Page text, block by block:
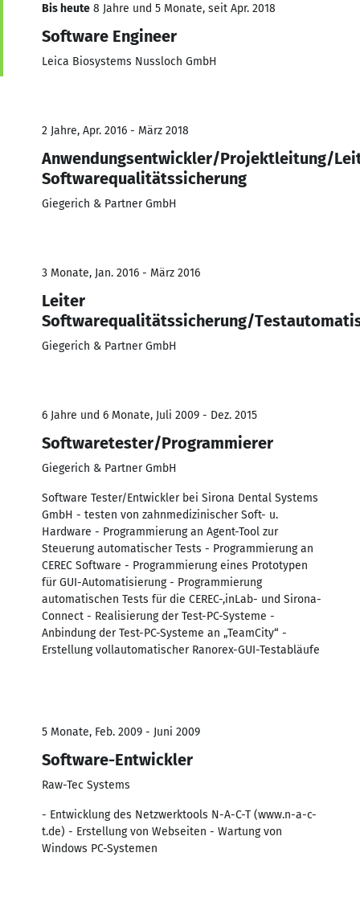
Bis heute 8 Jahre und 5 Monate, seit Apr. 2018
Software Engineer
Leica Biosystems Nussloch GmbH
2 Jahre, Apr. 2016 - März 2018
Anwendungsentwickler/Projektleitung/
Softwarequalitätssicherung
Giegerich & Partner GmbH
3 Monate, Jan. 2016 - März 2016
Leiter
Softwarequalitätssicherung/
Giegerich & Partner GmbH
6 Jahre und 6 Monate, Juli 2009 - Dez. 2015
Softwaretester/Programmierer
Giegerich & Partner GmbH
Software Tester/Entwickler bei Sirona Dental Systems
GmbH - testen von zahnmedizinischer Soft- u.
Hardware - Programmierung an Agent-Tool zur
Steuerung automatischer Tests - Programmierung an
CEREC Software - Programmierung eines Prototypen
für GUI-Automatisierung - Programmierung
automatischen Tests für die CEREC-,inLab- und Sirona-
Connect - Realisierung der Test-PC-Systeme -
Anbindung der Test-PC-Systeme an „TeamCity“ -
Erstellung vollautomatischer Ranorex-GUI-Testabläufe
5 Monate, Feb. 2009 - Juni 2009
Software-Entwickler
Raw-Tec Systems
- Entwicklung des Netzwerktools N-A-C-T (www.n-a-c-
t.de) - Erstellung von Webseiten - Wartung von
Windows PC-Systemen